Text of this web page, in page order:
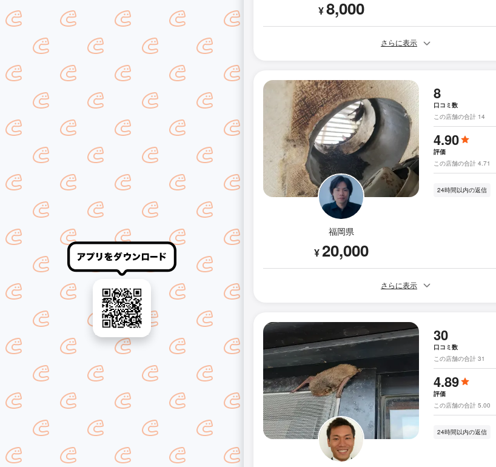
¥8,000
さらに表示
福岡県
¥20,000
8
口コミ数
この店舗の合計 14
4.90
評価
この店舗の合計 4.71
24時間以内の返信
さらに表示
30
口コミ数
この店舗の合計 31
4.89
評価
この店舗の合計 5.00
24時間以内の返信